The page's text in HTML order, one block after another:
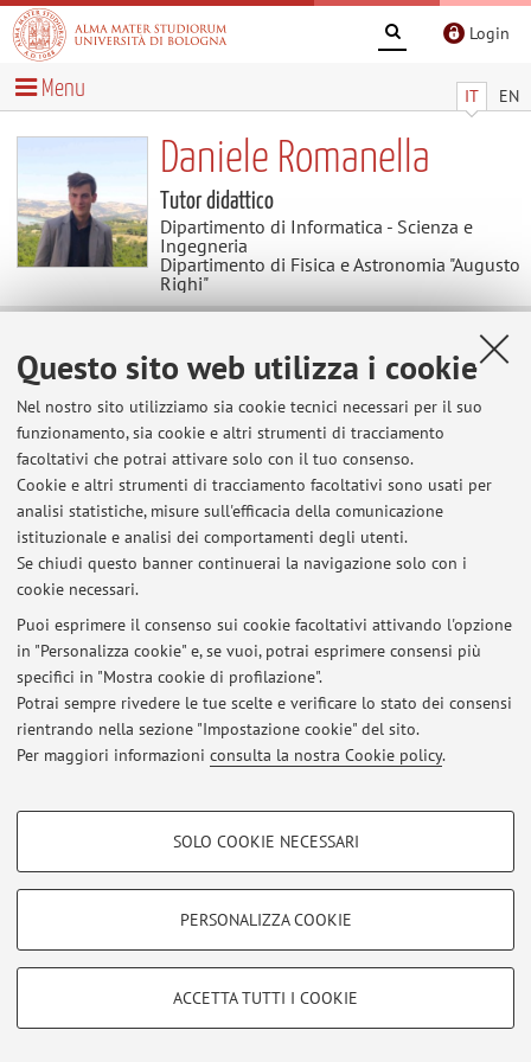
Questo sito web utilizza i cookie
Nel nostro sito utilizziamo sia cookie tecnici necessari per il suo
funzionamento, sia cookie e altri strumenti di tracciamento
facoltativi che potrai attivare solo con il tuo consenso.
Cookie e altri strumenti di tracciamento facoltativi sono usati per
analisi statistiche, misure sull'efficacia della comunicazione
istituzionale e analisi dei comportamenti degli utenti.
Se chiudi questo banner continuerai la navigazione solo con i
cookie necessari.
Puoi esprimere il consenso sui cookie facoltativi attivando l'opzione
in "Personalizza cookie" e, se vuoi, potrai esprimere consensi più
specifici in "Mostra cookie di profilazione".
Potrai sempre rivedere le tue scelte e verificare lo stato dei consensi
rientrando nella sezione "Impostazione cookie" del sito.
Per maggiori informazioni consulta la nostra Cookie policy.
COOKIE DI PROFILAZIONE - FACOLTATIVI
COOKIE TECNICI - NECESSARI
Si tratta di cookie tecnici utilizzati, a titolo esemplificativo, per il corretto
SOLO COOKIE NECESSARI
PERSONALIZZA COOKIE
ACCETTA TUTTI I COOKIE
Login
IT EN
Menu
Daniele Romanella
Tutor didattico
Dipartimento di Informatica - Scienza e
Ingegneria
Dipartimento di Fisica e Astronomia "Augusto
Righi"
Didattica
Attività
Anno Accademico
Non sono presenti attività didattiche per l'A.A.2026-2027
Ultimi avvisi
Al momento non sono presenti avvisi.
Accedi tramiteloginper gestire tutti i contenuti del sito.
© 2026 - ALMA MATER STUDIORUM - Università di Bologna - Via
|Note legali |Impostazioni Cookie